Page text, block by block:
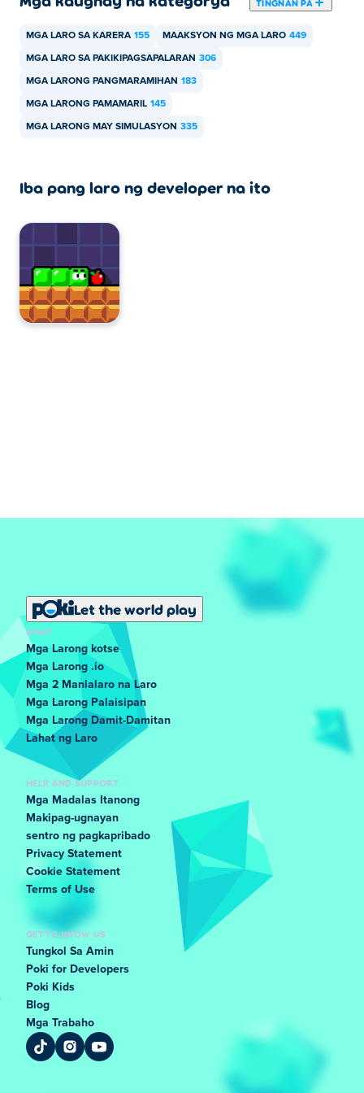
Maaari ba akong maglaro ng Street Slickers sa
mga mobile device at desktop?
Maaaring laruin ang Street Slickers sa iyong computer at
mga mobile device tulad ng mga telepono at tablet.
Oo! Ang Street Slickers ay isang multiplayer na laro
mga kaibigan!
TINGNAN PA
MGA LARO SA KARERA 155 MAAKSYON NG MGA LARO 449
MGA LARO SA PAKIKIPAGSAPALARAN 306
MGA LARONG PANGMARAMIHAN 183
MGA LARONG PAMAMARIL 145
MGA LARONG MAY SIMULASYON 335
Iba pang laro ng developer na ito
Let the world play
SIKAT
Mga Larong kotse
Mga Larong .io
Mga 2 Manlalaro na Laro
Mga Larong Palaisipan
Mga Larong Damit-Damitan
Lahat ng Laro
HELP AND SUPPORT
Mga Madalas Itanong
Makipag-ugnayan
sentro ng pagkapribado
Privacy Statement
Cookie Statement
Terms of Use
GET TO KNOW US
Tungkol Sa Amin
Poki for Developers
Poki Kids
Blog
Mga Trabaho